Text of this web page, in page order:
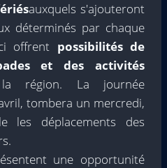
auxquels s'ajouteront
déterminés par chaque
offrent possibilités de
et des activités
région. La journée
tombera un mercredi,
les déplacements des
une opportunité